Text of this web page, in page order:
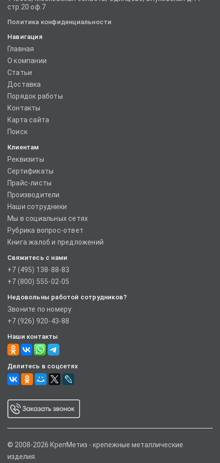
стр.20 оф.7
Политика конфиденциальности
Навигация
Главная
О компании
Статьи
Доставка
Порядок работы
Контакты
Карта сайта
Поиск
Клиентам
Реквизиты
Сертификаты
Прайс-листы
Производители
Наши сотрудники
Мы в социальных сетях
Рубрика вопрос-ответ
Книга жалоб и предложений
Свяжитесь с нами
+7 (495) 138-88-83
+7 (800) 555-02-05
Недовольны работой сотрудников?
Звоните по номеру:
+7 (926) 920-43-88
Наши контакты
Делитесь в соцсетях
© 2008-2026 КрепМетиз - крепежные металлические
изделия.